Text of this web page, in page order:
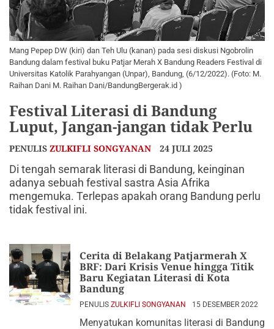
Mang Pepep DW (kiri) dan Teh Ulu (kanan) pada sesi diskusi Ngobrolin
Bandung dalam festival buku Patjar Merah X Bandung Readers Festival di
Universitas Katolik Parahyangan (Unpar), Bandung, (6/12/2022). (Foto: M.
Raihan Dani M. Raihan Dani/BandungBergerak.id )
Festival Literasi di Bandung
Luput, Jangan-jangan tidak Perlu
PENULIS ZULKIFLI SONGYANAN 24 JULI 2025
Di tengah semarak literasi di Bandung, keinginan
adanya sebuah festival sastra Asia Afrika
mengemuka. Terlepas apakah orang Bandung perlu
tidak festival ini.
Cerita di Belakang Patjarmerah X
BRF: Dari Krisis Venue hingga Titik
Baru Kegiatan Literasi di Kota
Bandung
PENULIS ZULKIFLI SONGYANAN 15 DESEMBER 2022
Menyatukan komunitas literasi di Bandung